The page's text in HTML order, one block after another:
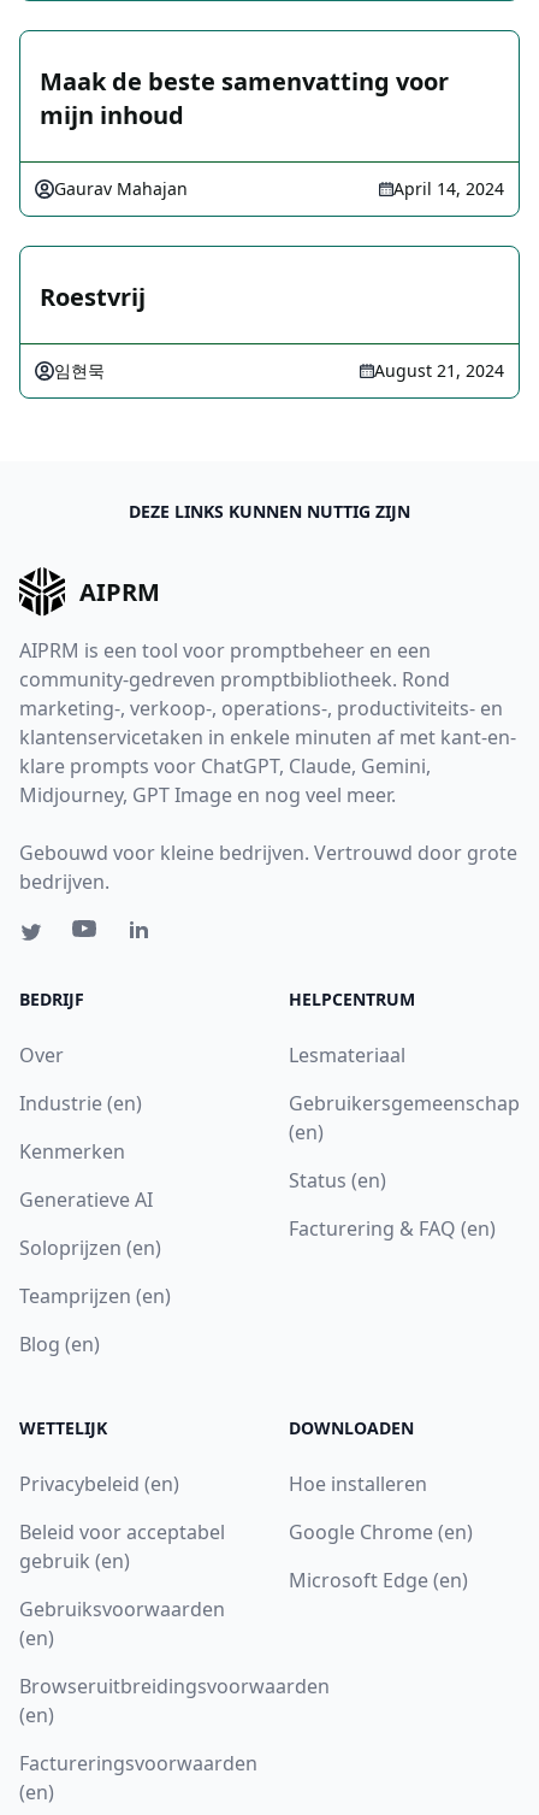
Maak de beste samenvatting voor
mijn inhoud
Gaurav Mahajan April 14, 2024
Roestvrij
임현묵 August 21, 2024
DEZE LINKS KUNNEN NUTTIG ZIJN
AIPRM
AIPRM is een tool voor promptbeheer en een
community-gedreven promptbibliotheek. Rond
marketing-, verkoop-, operations-, productiviteits- en
klantenservicetaken in enkele minuten af met kant-en-
klare prompts voor ChatGPT, Claude, Gemini,
Midjourney, GPT Image en nog veel meer.
Gebouwd voor kleine bedrijven. Vertrouwd door grote
bedrijven.
BEDRIJF
Over
Industrie (en)
Kenmerken
Generatieve AI
Soloprijzen (en)
Teamprijzen (en)
Blog (en)
HELPCENTRUM
Lesmateriaal
Gebruikersgemeenschap
(en)
Status (en)
Facturering & FAQ (en)
WETTELIJK
Privacybeleid (en)
Beleid voor acceptabel
gebruik (en)
Gebruiksvoorwaarden
(en)
Browseruitbreidingsvoorwaarden
(en)
Factureringsvoorwaarden
(en)
DOWNLOADEN
Hoe installeren
Google Chrome (en)
Microsoft Edge (en)